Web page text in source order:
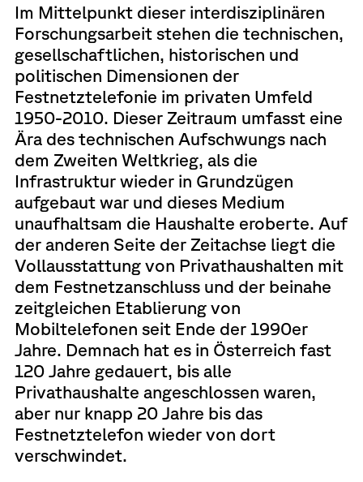
Im Mittelpunkt dieser interdisziplinären
Forschungsarbeit stehen die technischen,
gesellschaftlichen, historischen und
politischen Dimensionen der
Festnetztelefonie im privaten Umfeld
1950-2010. Dieser Zeitraum umfasst eine
Ära des technischen Aufschwungs nach
dem Zweiten Weltkrieg, als die
Infrastruktur wieder in Grundzügen
aufgebaut war und dieses Medium
unaufhaltsam die Haushalte eroberte. Auf
der anderen Seite der Zeitachse liegt die
Vollausstattung von Privathaushalten mit
dem Festnetzanschluss und der beinahe
zeitgleichen Etablierung von
Mobiltelefonen seit Ende der 1990er
Jahre. Demnach hat es in Österreich fast
120 Jahre gedauert, bis alle
Privathaushalte angeschlossen waren,
aber nur knapp 20 Jahre bis das
Festnetztelefon wieder von dort
verschwindet.